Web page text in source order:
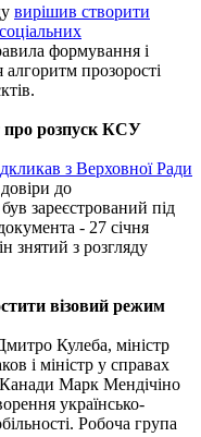
вирішив створити
формування і
прозорості
про розпуск КСУ
з Верховної Ради
до
зареєстрований під
- 27 січня
знятий з розгляду
візовий режим
Кулеба, міністр
і міністр у справах
Канади Марк Мендічіно
українсько-
Робоча група